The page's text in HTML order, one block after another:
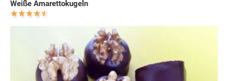
Weiße Amarettokugeln